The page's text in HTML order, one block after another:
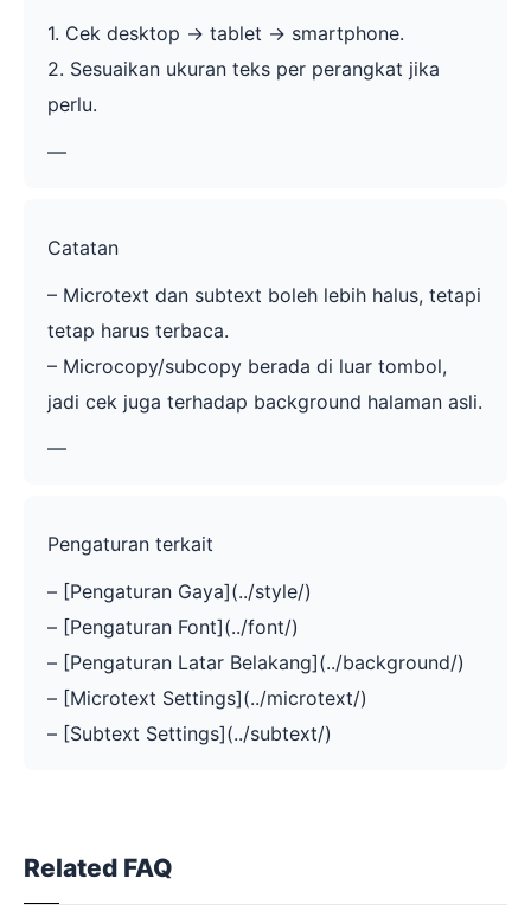
1. Cek desktop -> tablet -> smartphone.
2. Sesuaikan ukuran teks per perangkat jika
perlu.
—
Catatan
– Microtext dan subtext boleh lebih halus, tetapi
tetap harus terbaca.
– Microcopy/subcopy berada di luar tombol,
jadi cek juga terhadap background halaman asli.
—
Pengaturan terkait
– [Pengaturan Gaya](../style/)
– [Pengaturan Font](../font/)
– [Pengaturan Latar Belakang](../background/)
– [Microtext Settings](../microtext/)
– [Subtext Settings](../subtext/)
Related FAQ